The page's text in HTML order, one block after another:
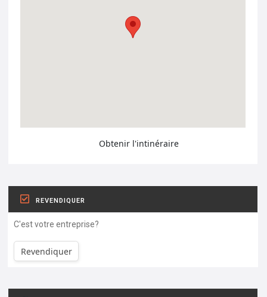
Obtenir l'intinéraire
REVENDIQUER
C'est votre entreprise?
Revendiquer